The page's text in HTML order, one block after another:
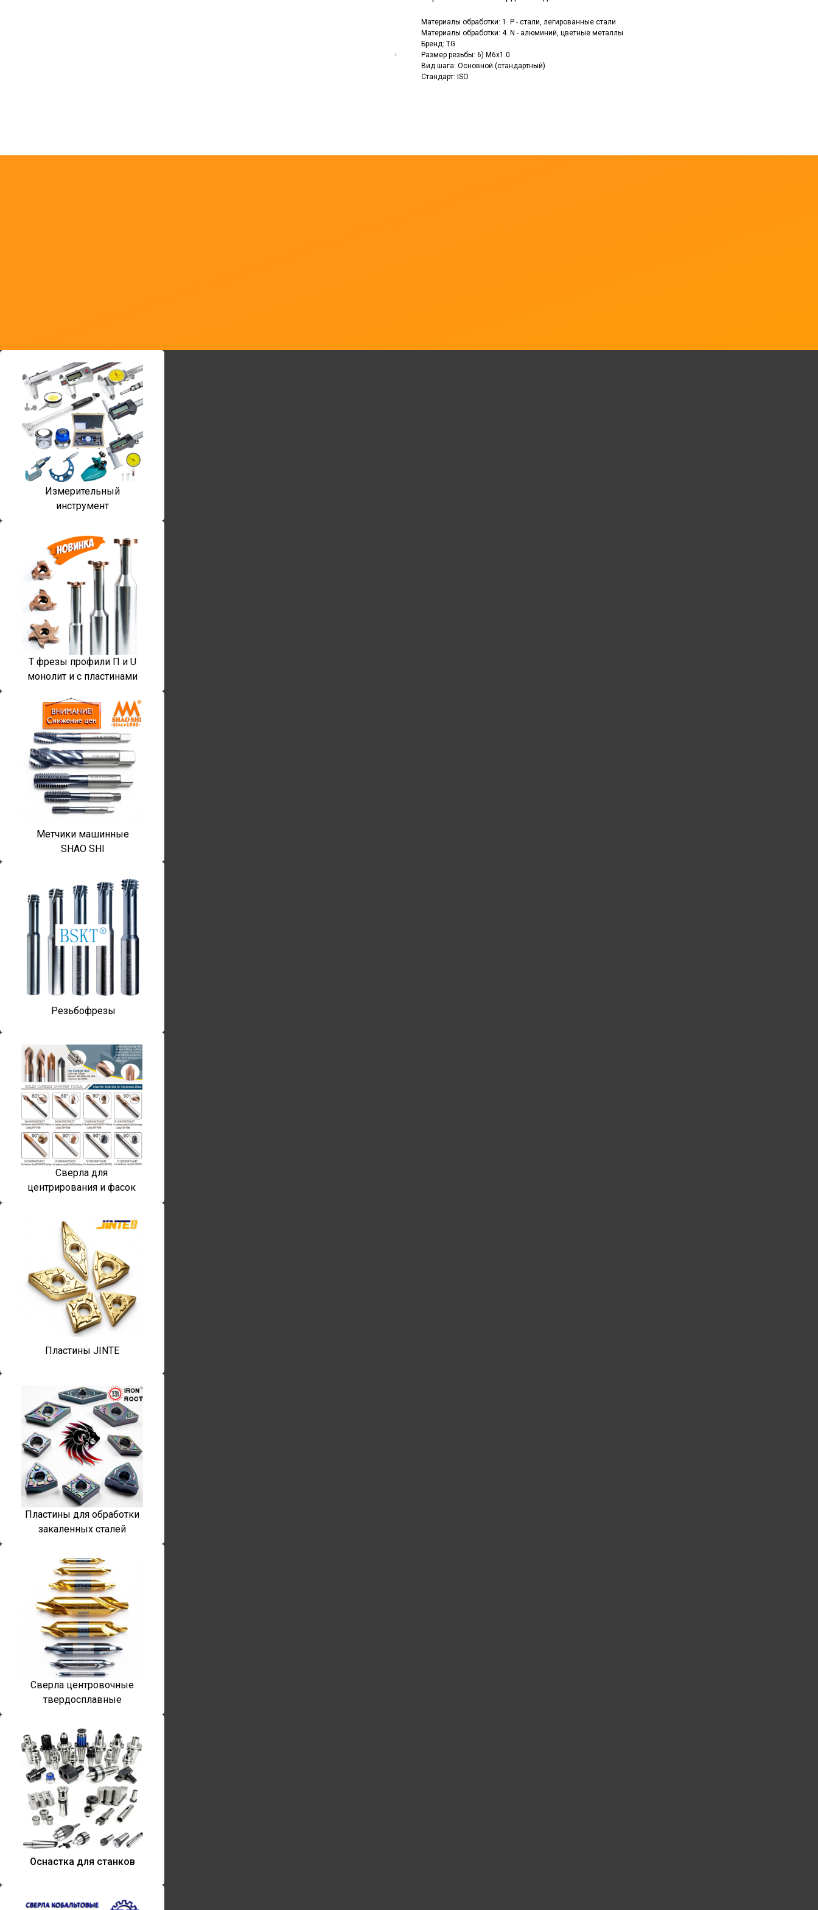
Материалы обработки: 1. P - стали, легированные стали
Материалы обработки: 4. N - алюминий, цветные металлы
Бренд: TG
Размер резьбы: 6) M6x1.0
Вид шага: Основной (стандартный)
Стандарт: ISO
Измерительный
инструмент
T фрезы профили П и U
монолит и с пластинами
Метчики машинные
SHAO SHI
Резьбофрезы
Сверла для
центрирования и фасок
Пластины JINTE
Пластины для обработки
закаленных сталей
Сверла центровочные
твердосплавные
Оснастка для станков